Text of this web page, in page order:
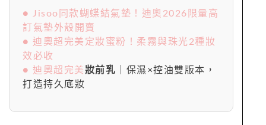
● Jisoo同款蝴蝶結氣墊！迪奧2026限量高
訂氣墊外殼開賣
● 迪奧超完美定妝蜜粉！柔霧與珠光2種妝
效必收
● 迪奧超完美妝前乳 ｜保濕×控油雙版本，
打造持久底妝